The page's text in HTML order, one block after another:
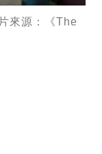
來源：《The